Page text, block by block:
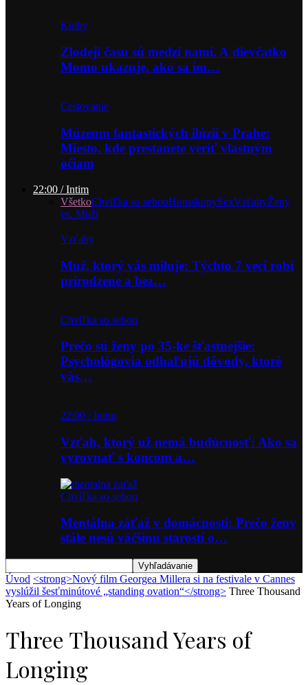
Knihy
Zlodeji času sú medzi nami. A dievčatko
Momo ukazuje, ako sa im…
Cestovanie
Múzeum fantastických ilúzií v Prahe:
Miesto, kde prestanete veriť vlastným
očiam
22:00 / Intim
VšetkoChvíľka so sebouHoroskopySexVzťahyŽeny
vs. Muži
Vzťahy
Muž, ktorý vás miluje: Týchto 7 vecí robí
prirodzene a bez…
Chvíľka so sebou
Prečo sú ženy po 35-ke šťastnejšie:
Psychológovia odhaľujú dôvody, ktoré
vás…
22:00 / Intim
Vzťah, ktorý už nemá budúcnosť: Ako sa
vyrovnať s koncom a…
Chvíľka so sebou
Mentálna záťaž v domácnosti: Prečo ženy
stále nesú väčšinu starostí o…
Úvod <strong>Nový film Georgea Millera si na festivale v Cannes
vyslúžil šesťminútové „standing ovation“</strong> Three Thousand
Years of Longing
Three Thousand Years of
Longing